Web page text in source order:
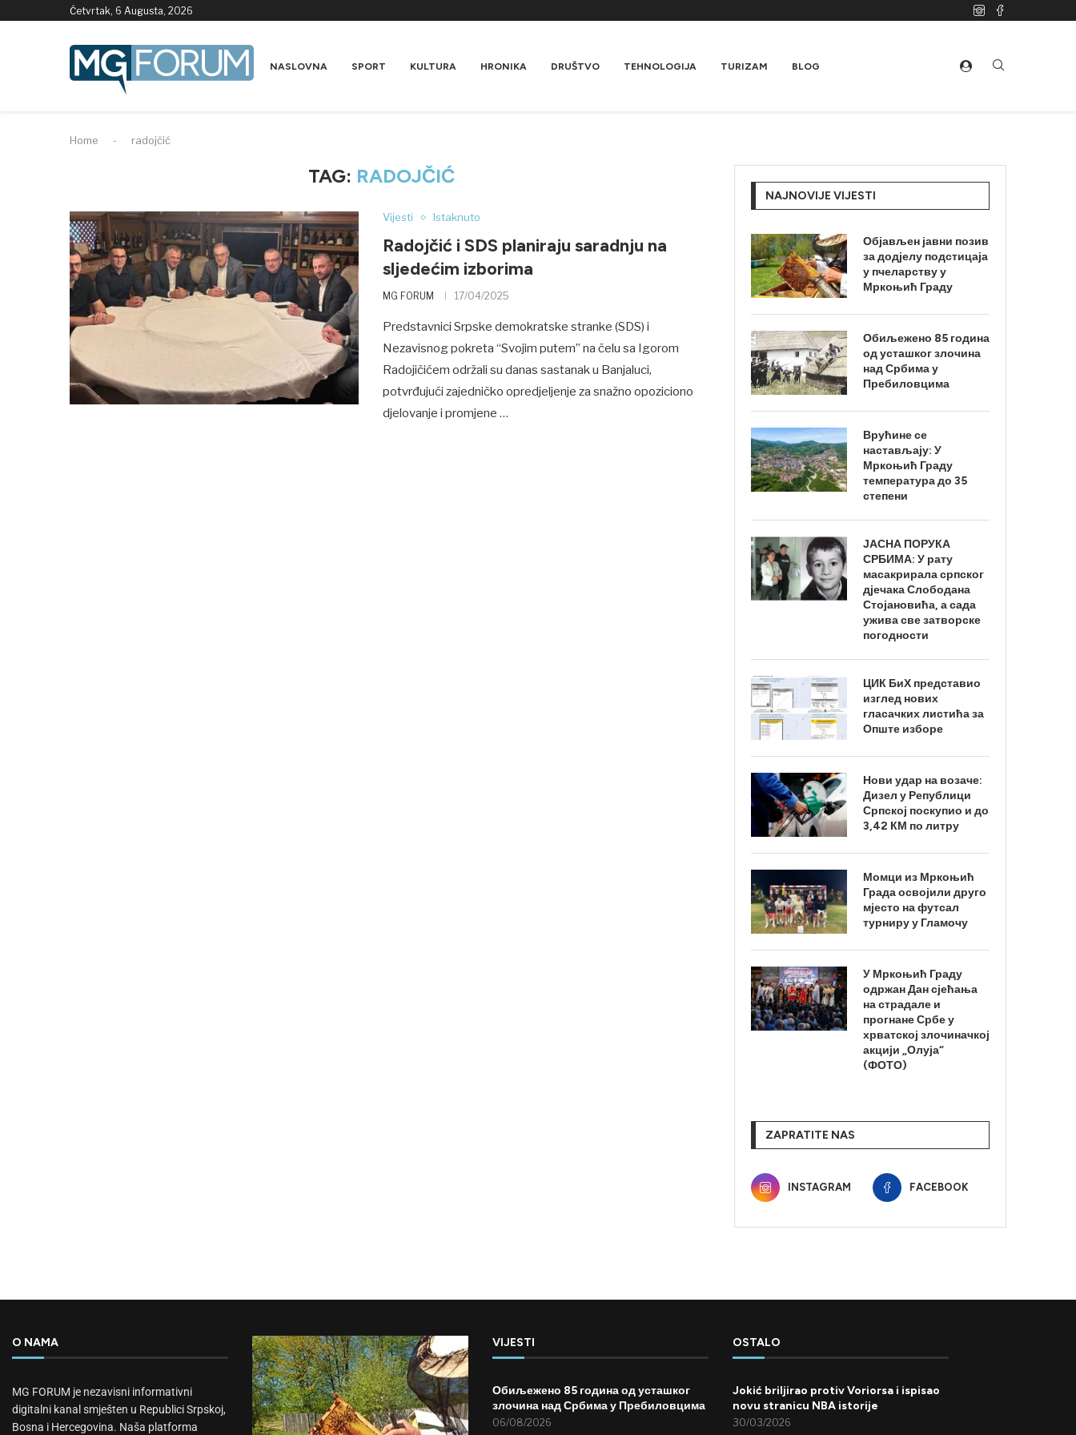
Četvrtak, 6 Augusta, 2026
NASLOVNA SPORT KULTURA HRONIKA DRUŠTVO TEHNOLOGIJA TURIZAM BLOG
Home - radojčić
TAG: RADOJČIĆ
Vijesti Istaknuto
Radojčić i SDS planiraju saradnju na
sljedećim izborima
MG FORUM 17/04/2025
Predstavnici Srpske demokratske stranke (SDS) i
Nezavisnog pokreta “Svojim putem” na čelu sa Igorom
Radojičićem održali su danas sastanak u Banjaluci,
potvrđujući zajedničko opredjeljenje za snažno opoziciono
djelovanje i promjene …
NAJNOVIJE VIJESTI
Објављен јавни позив
за додјелу подстицаја
у пчеларству у
Мркоњић Граду
Обиљежено 85 година
од усташког злочина
над Србима у
Пребиловцима
Врућине се
настављају: У
Мркоњић Граду
температура до 35
степени
ЈАСНА ПОРУКА
СРБИМА: У рату
масакрирала српског
дјечака Слободана
Стојановића, а сада
ужива све затворске
погодности
ЦИК БиХ представио
изглед нових
гласачких листића за
Опште изборе
Нови удар на возаче:
Дизел у Републици
Српској поскупио и до
3,42 КМ по литру
Момци из Мркоњић
Града освојили друго
мјесто на футсал
турниру у Гламочу
У Мркоњић Граду
одржан Дан сјећања
на страдале и
прогнане Србе у
хрватској злочиначкој
акцији „Олуја“
(ФОТО)
ZAPRATITE NAS
INSTAGRAM FACEBOOK
O NAMA
MG FORUM je nezavisni informativni
digitalni kanal smješten u Republici Srpskoj,
Bosna i Hercegovina. Naša platforma
VIJESTI
Обиљежено 85 година од усташког
злочина над Србима у Пребиловцима
06/08/2026
OSTALO
Jokić briljirao protiv Voriorsa i ispisao
novu stranicu NBA istorije
30/03/2026